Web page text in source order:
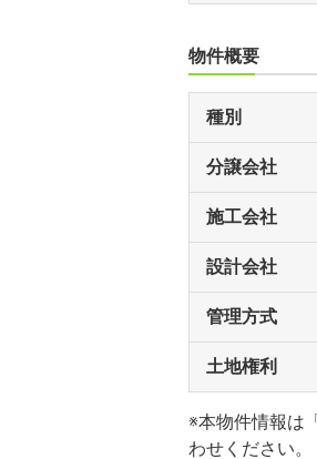
物件概要
種別
分譲会社
施工会社
設計会社
管理方式
土地権利
※本物件情報は「
わせください。